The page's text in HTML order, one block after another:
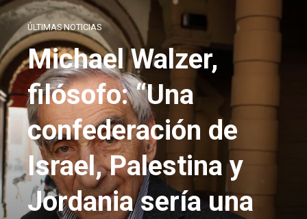
ÚLTIMAS NOTICIAS
Michael Walzer,
filósofo: “Una
confederación de
Israel, Palestina y
Jordania sería una